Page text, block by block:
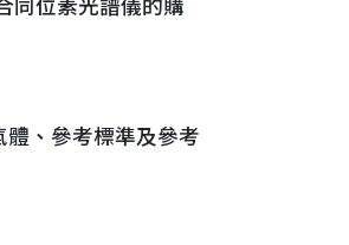
同位素光譜儀的購
、參考標準及參考